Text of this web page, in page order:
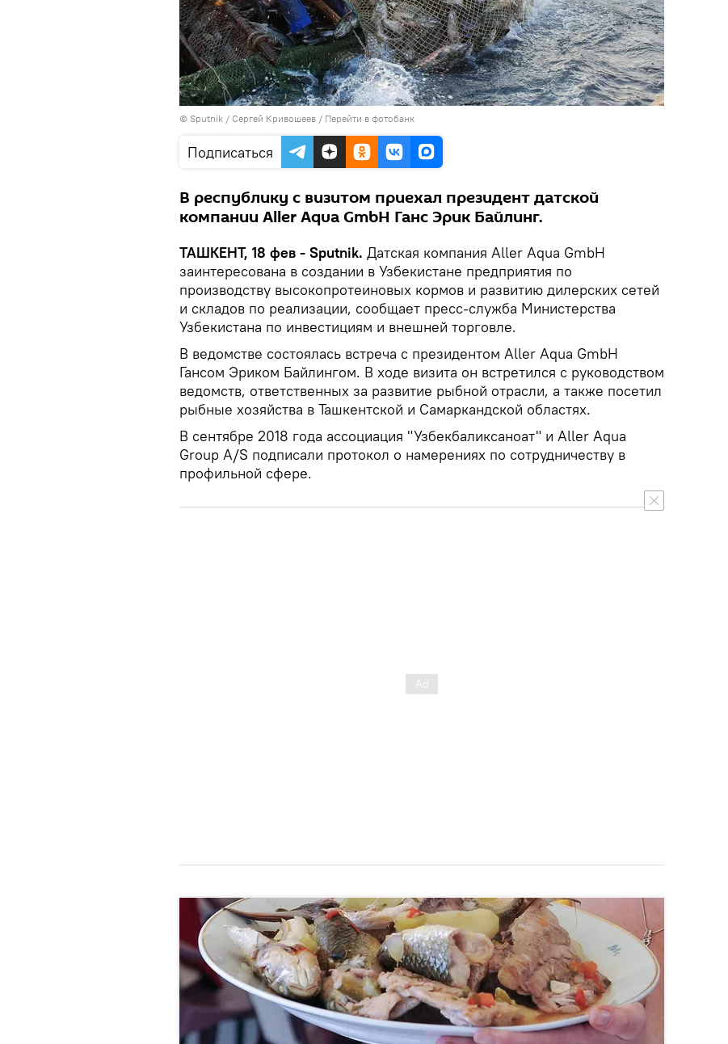
© Sputnik / Сергей Кривошеев / Перейти в фотобанк
Подписаться
В республику с визитом приехал президент датской
компании Aller Aqua GmbH Ганс Эрик Байлинг.
ТАШКЕНТ, 18 фев - Sputnik. Датская компания Aller Aqua GmbH
заинтересована в создании в Узбекистане предприятия по
производству высокопротеиновых кормов и развитию дилерских сетей
и складов по реализации, сообщает пресс-служба Министерства
Узбекистана по инвестициям и внешней торговле.
В ведомстве состоялась встреча с президентом Aller Aqua GmbH
Гансом Эриком Байлингом. В ходе визита он встретился с руководством
ведомств, ответственных за развитие рыбной отрасли, а также посетил
рыбные хозяйства в Ташкентской и Самаркандской областях.
В сентябре 2018 года ассоциация "Узбекбаликсаноат" и Aller Aqua
Group A/S подписали протокол о намерениях по сотрудничеству в
профильной сфере.